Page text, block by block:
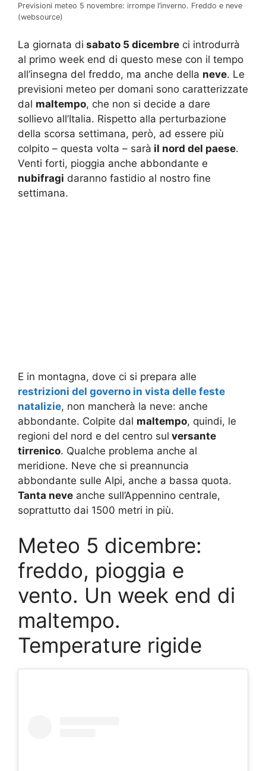
Previsioni meteo 5 novembre: irrompe l’inverno. Freddo e neve
(websource)
La giornata di sabato 5 dicembre ci introdurrà
al primo week end di questo mese con il tempo
all’insegna del freddo, ma anche della neve. Le
previsioni meteo per domani sono caratterizzate
dal maltempo, che non si decide a dare
sollievo all’Italia. Rispetto alla perturbazione
della scorsa settimana, però, ad essere più
colpito – questa volta – sarà il nord del paese.
Venti forti, pioggia anche abbondante e
nubifragi daranno fastidio al nostro fine
settimana.
E in montagna, dove ci si prepara alle
restrizioni del governo in vista delle feste
natalizie, non mancherà la neve: anche
abbondante. Colpite dal maltempo, quindi, le
regioni del nord e del centro sul versante
tirrenico. Qualche problema anche al
meridione. Neve che si preannuncia
abbondante sulle Alpi, anche a bassa quota.
Tanta neve anche sull’Appennino centrale,
soprattutto dai 1500 metri in più.
Meteo 5 dicembre:
freddo, pioggia e
vento. Un week end di
maltempo.
Temperature rigide